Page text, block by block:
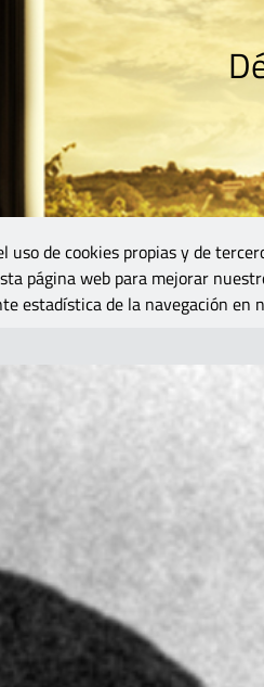
uso de cookies propias y de
página web para mejorar
estadística de la navegación en